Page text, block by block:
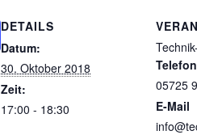
DETAILS
Datum:
30. Oktober 2018
Zeit:
17:00 - 18:30
Telefon
05725
E-Mail